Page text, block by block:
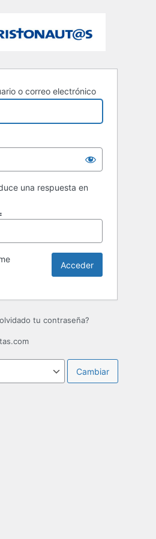
o correo electrónico
una respuesta en
tu contraseña?